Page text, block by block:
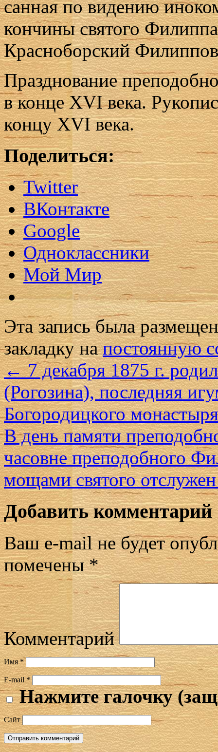
сан­ная по ви­де­нию
кон­чи­ны свя­то­го
Крас­но­бор­ский
Празд­но­ва­ние
в кон­це XVI ве­ка.
кон­цу XVI ве­ка.
Поделиться:
Twitter
ВКонтакте
Google
Одноклассники
Мой Мир
Эта запись была
закладку напостоянную
←7 декабря 1875 г.
(Рогозина), последняя
Богородицкого монастыря
В день памяти
часовне преподобного
мощами святого
Добавить комментарий
Ваш e-mail не будет
помечены*
Комментарий
Имя*
E-mail*
Нажмите галочку
Сайт